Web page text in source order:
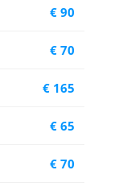
€ 90
€ 70
€ 165
€ 65
€ 70